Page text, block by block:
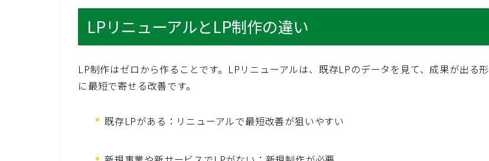
LPリニューアルとLP制作の違い
LP制作はゼロから作ることです。LPリニューアルは、既存LPのデータを見て、成果が出る形
に最短で寄せる改善です。
既存LPがある：リニューアルで最短改善が狙いやすい